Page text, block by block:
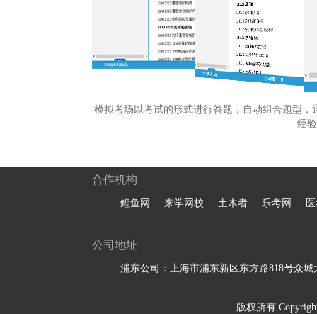
模拟考场以考试的形式进行答题，自动组合题型
经
合作机构
鲤鱼网 来学网校 土木者 乐考网
公司地址
浦东公司：上海市浦东新区东方路818号众城
版权所有